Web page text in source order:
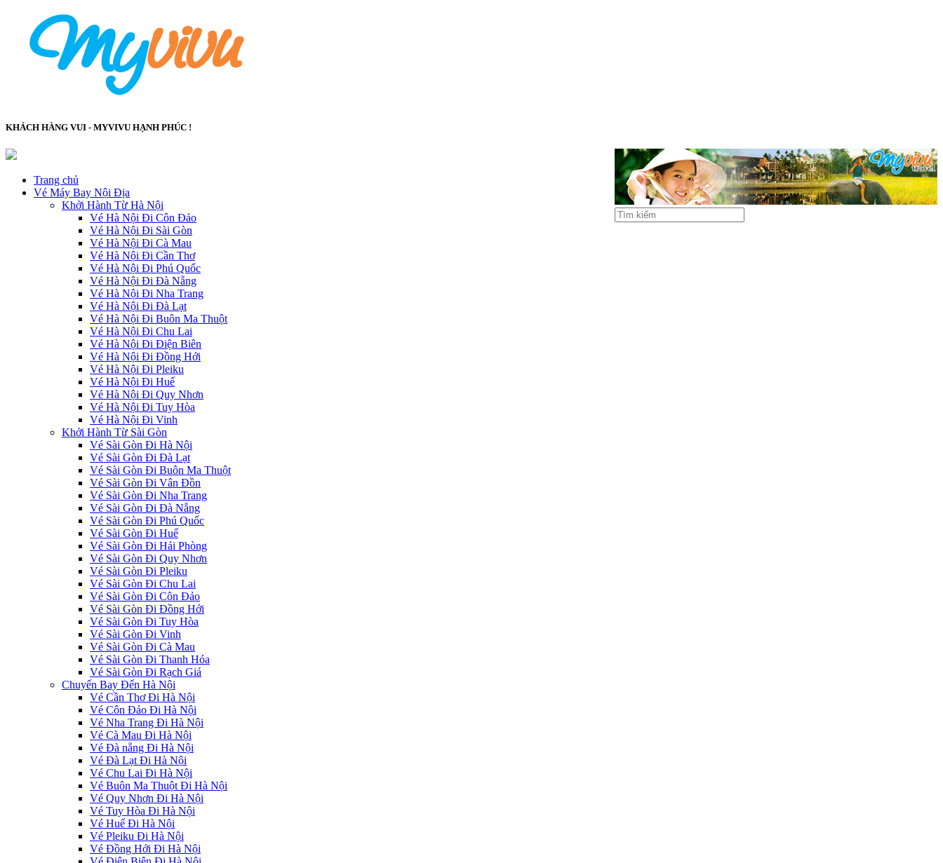
KHÁCH HÀNG VUI - MYVIVU HẠNH PHÚC !
Trang chủ
Vé Máy Bay Nội Địa
Khởi Hành Từ Hà Nội
Vé Hà Nội Đi Côn Đảo
Vé Hà Nội Đi Sài Gòn
Vé Hà Nội Đi Cà Mau
Vé Hà Nội Đi Cần Thơ
Vé Hà Nội Đi Phú Quốc
Vé Hà Nội Đi Đà Nẵng
Vé Hà Nội Đi Nha Trang
Vé Hà Nội Đi Đà Lạt
Vé Hà Nội Đi Buôn Ma Thuột
Vé Hà Nội Đi Chu Lai
Vé Hà Nội Đi Điện Biên
Vé Hà Nội Đi Đồng Hới
Vé Hà Nội Đi Pleiku
Vé Hà Nội Đi Huế
Vé Hà Nội Đi Quy Nhơn
Vé Hà Nội Đi Tuy Hòa
Vé Hà Nội Đi Vinh
Khởi Hành Từ Sài Gòn
Vé Sài Gòn Đi Hà Nội
Vé Sài Gòn Đi Đà Lạt
Vé Sài Gòn Đi Buôn Ma Thuột
Vé Sài Gòn Đi Vân Đồn
Vé Sài Gòn Đi Nha Trang
Vé Sài Gòn Đi Đà Nẵng
Vé Sài Gòn Đi Phú Quốc
Vé Sài Gòn Đi Huế
Vé Sài Gòn Đi Hải Phòng
Vé Sài Gòn Đi Quy Nhơn
Vé Sài Gòn Đi Pleiku
Vé Sài Gòn Đi Chu Lai
Vé Sài Gòn Đi Côn Đảo
Vé Sài Gòn Đi Đồng Hới
Vé Sài Gòn Đi Tuy Hòa
Vé Sài Gòn Đi Vinh
Vé Sài Gòn Đi Cà Mau
Vé Sài Gòn Đi Thanh Hóa
Vé Sài Gòn Đi Rạch Giá
Chuyến Bay Đến Hà Nội
Vé Cần Thơ Đi Hà Nội
Vé Côn Đảo Đi Hà Nội
Vé Nha Trang Đi Hà Nội
Vé Cà Mau Đi Hà Nội
Vé Đà nẵng Đi Hà Nội
Vé Đà Lạt Đi Hà Nội
Vé Chu Lai Đi Hà Nội
Vé Buôn Ma Thuột Đi Hà Nội
Vé Quy Nhơn Đi Hà Nội
Vé Tuy Hòa Đi Hà Nội
Vé Huế Đi Hà Nội
Vé Pleiku Đi Hà Nội
Vé Đồng Hới Đi Hà Nội